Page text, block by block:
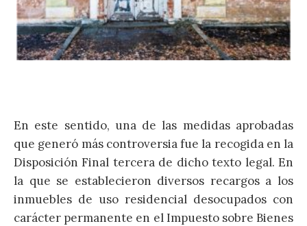
En este sentido, una de las medidas aprobadas
que generó más controversia fue la recogida en la
Disposición Final tercera de dicho texto legal. En
la que se establecieron diversos recargos a los
inmuebles de uso residencial desocupados con
carácter permanente en el Impuesto sobre Bienes